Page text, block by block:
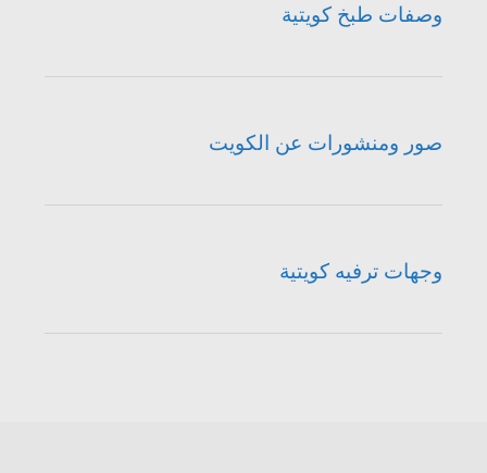
وصفات طبخ كويتية
صور ومنشورات عن الكويت
وجهات ترفيه كويتية